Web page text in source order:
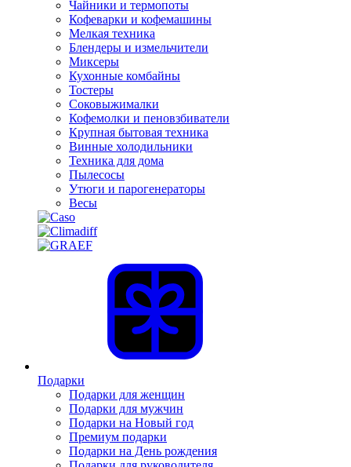
Чайники и термопоты
Кофеварки и кофемашины
Мелкая техника
Блендеры и измельчители
Миксеры
Кухонные комбайны
Тостеры
Соковыжималки
Кофемолки и пеновзбиватели
Крупная бытовая техника
Винные холодильники
Техника для дома
Пылесосы
Утюги и парогенераторы
Весы
Подарки
Подарки для женщин
Подарки для мужчин
Подарки на Новый год
Премиум подарки
Подарки на День рождения